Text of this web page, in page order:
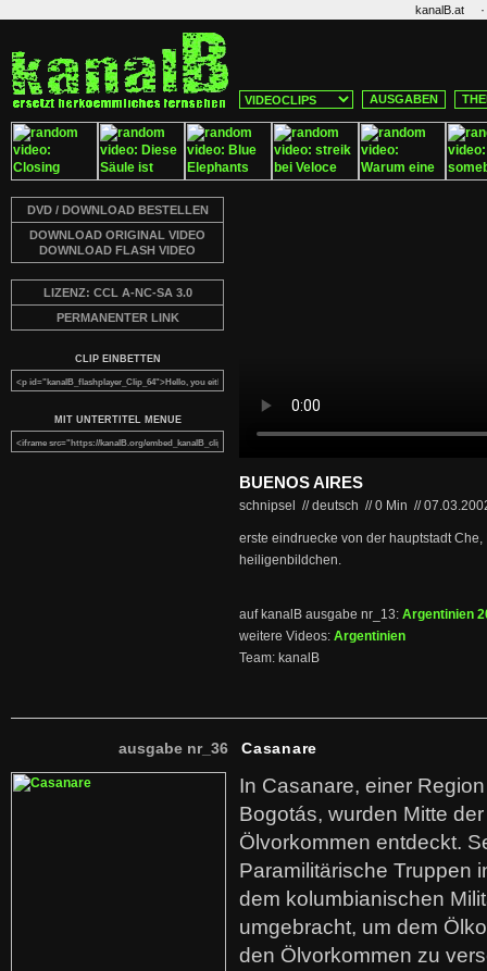
kanalB.at ·
AUSGABEN
DVD / DOWNLOAD BESTELLEN
DOWNLOAD ORIGINAL VIDEO
DOWNLOAD FLASH VIDEO
LIZENZ: CCL A-NC-SA 3.0
PERMANENTER LINK
CLIP EINBETTEN
MIT UNTERTITEL MENUE
BUENOS AIRES
schnipsel // deutsch //0 Min //
erste eindruecke von der hauptstadt
heiligenbildchen.
auf kanalB ausgabe nr_13: Argentinien
weitere Videos: Argentinien
Team: kanalB
ausgabe nr_36 Casanare
In Casanare, einer
Bogotás, wurden Mitte
Ölvorkommen entdeckt.
Paramilitärische Truppen
dem kolumbianischen
umgebracht, um dem
den Ölvorkommen zu